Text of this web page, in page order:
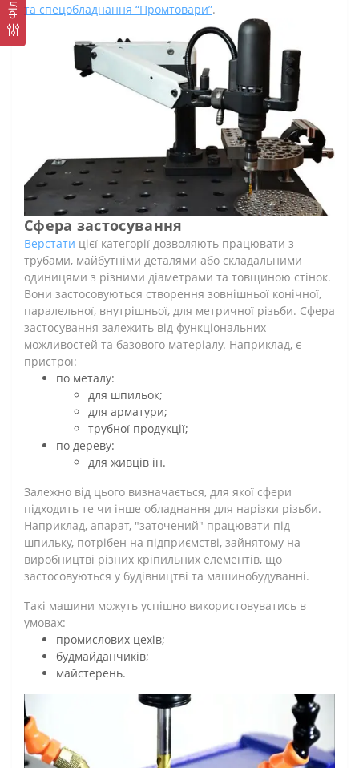
та спецобладнання “Промтовари”.
Сфера застосування
Верстати цієї категорії дозволяють працювати з
трубами, майбутніми деталями або складальними
одиницями з різними діаметрами та товщиною стінок.
Вони застосовуються створення зовнішньої конічної,
паралельної, внутрішньої, для метричної різьби. Сфера
застосування залежить від функціональних
можливостей та базового матеріалу. Наприклад, є
пристрої:
по металу:
для шпильок;
для арматури;
трубної продукції;
по дереву:
для живців ін.
Залежно від цього визначається, для якої сфери
підходить те чи інше обладнання для нарізки різьби.
Наприклад, апарат, "заточений" працювати під
шпильку, потрібен на підприємстві, зайнятому на
виробництві різних кріпильних елементів, що
застосовуються у будівництві та машинобудуванні.
Такі машини можуть успішно використовуватись в
умовах:
промислових цехів;
будмайданчиків;
майстерень.